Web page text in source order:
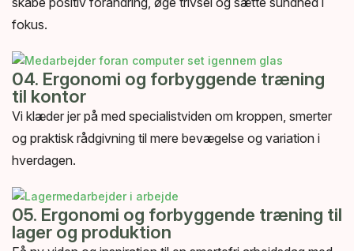
fokus.
04. Ergonomi og forbyggende træning
til kontor
Vi klæder jer på med specialistviden om kroppen, smerter
og praktisk rådgivning til mere bevægelse og variation i
hverdagen.
05. Ergonomi og forbyggende træning til
lager og produktion